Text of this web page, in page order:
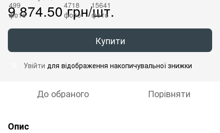
9 874.50 грн/шт.
Купити
Увійти для відображення накопичувальної знижки
До обраного Порівняти
Опис